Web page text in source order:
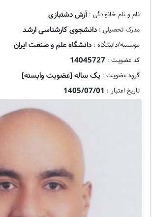
نام و نام خانوادگی : آزش دشتبازی
مدرک تحصیلی : دانشجوی کارشناسی ارشد
موسسه/دانشگاه : دانشگاه علم و صنعت ایران
کد عضویت : 14045727
گروه عضویت : یک ساله [عضویت وابسته]
تاریخ اعتبار : 1405/07/01